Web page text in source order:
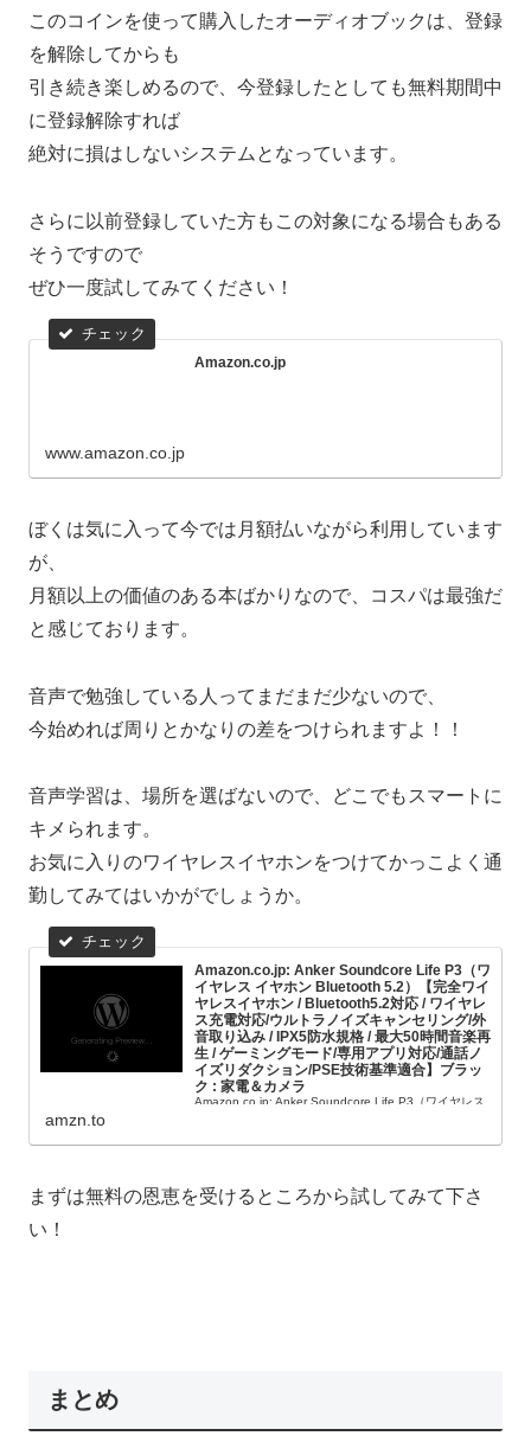
このコインを使って購入したオーディオブックは、登録
を解除してからも
引き続き楽しめるので、今登録したとしても無料期間中
に登録解除すれば
絶対に損はしないシステムとなっています。
さらに以前登録していた方もこの対象になる場合もある
そうですので
ぜひ一度試してみてください！
Amazon.co.jp
www.amazon.co.jp
ぼくは気に入って今では月額払いながら利用しています
が、
月額以上の価値のある本ばかりなので、コスパは最強だ
と感じております。
音声で勉強している人ってまだまだ少ないので、
今始めれば周りとかなりの差をつけられますよ！！
音声学習は、場所を選ばないので、どこでもスマートに
キメられます。
お気に入りのワイヤレスイヤホンをつけてかっこよく通
勤してみてはいかがでしょうか。
Amazon.co.jp: Anker Soundcore Life P3（ワ
イヤレス イヤホン Bluetooth 5.2）【完全ワイ
ヤレスイヤホン / Bluetooth5.2対応 / ワイヤレ
ス充電対応/ウルトラノイズキャンセリング/外
音取り込み / IPX5防水規格 / 最大50時間音楽再
生 / ゲーミングモード/専用アプリ対応/通話ノ
イズリダクション/PSE技術基準適合】ブラッ
ク : 家電＆カメラ
Amazon.co.jp: Anker Soundcore Life P3（ワイヤレス
amzn.to
まずは無料の恩恵を受けるところから試してみて下さ
い！
まとめ